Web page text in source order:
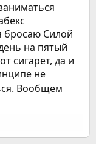
бросаю Силой
на пятый
сигарет, да и
не
Вообщем